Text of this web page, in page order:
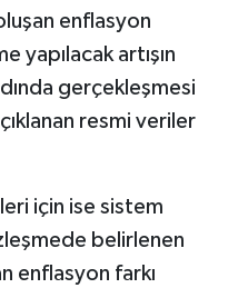
enflasyon
yapılacak artışın
gerçekleşmesi
resmi veriler
için ise sistem
belirlenen
enflasyon farkı